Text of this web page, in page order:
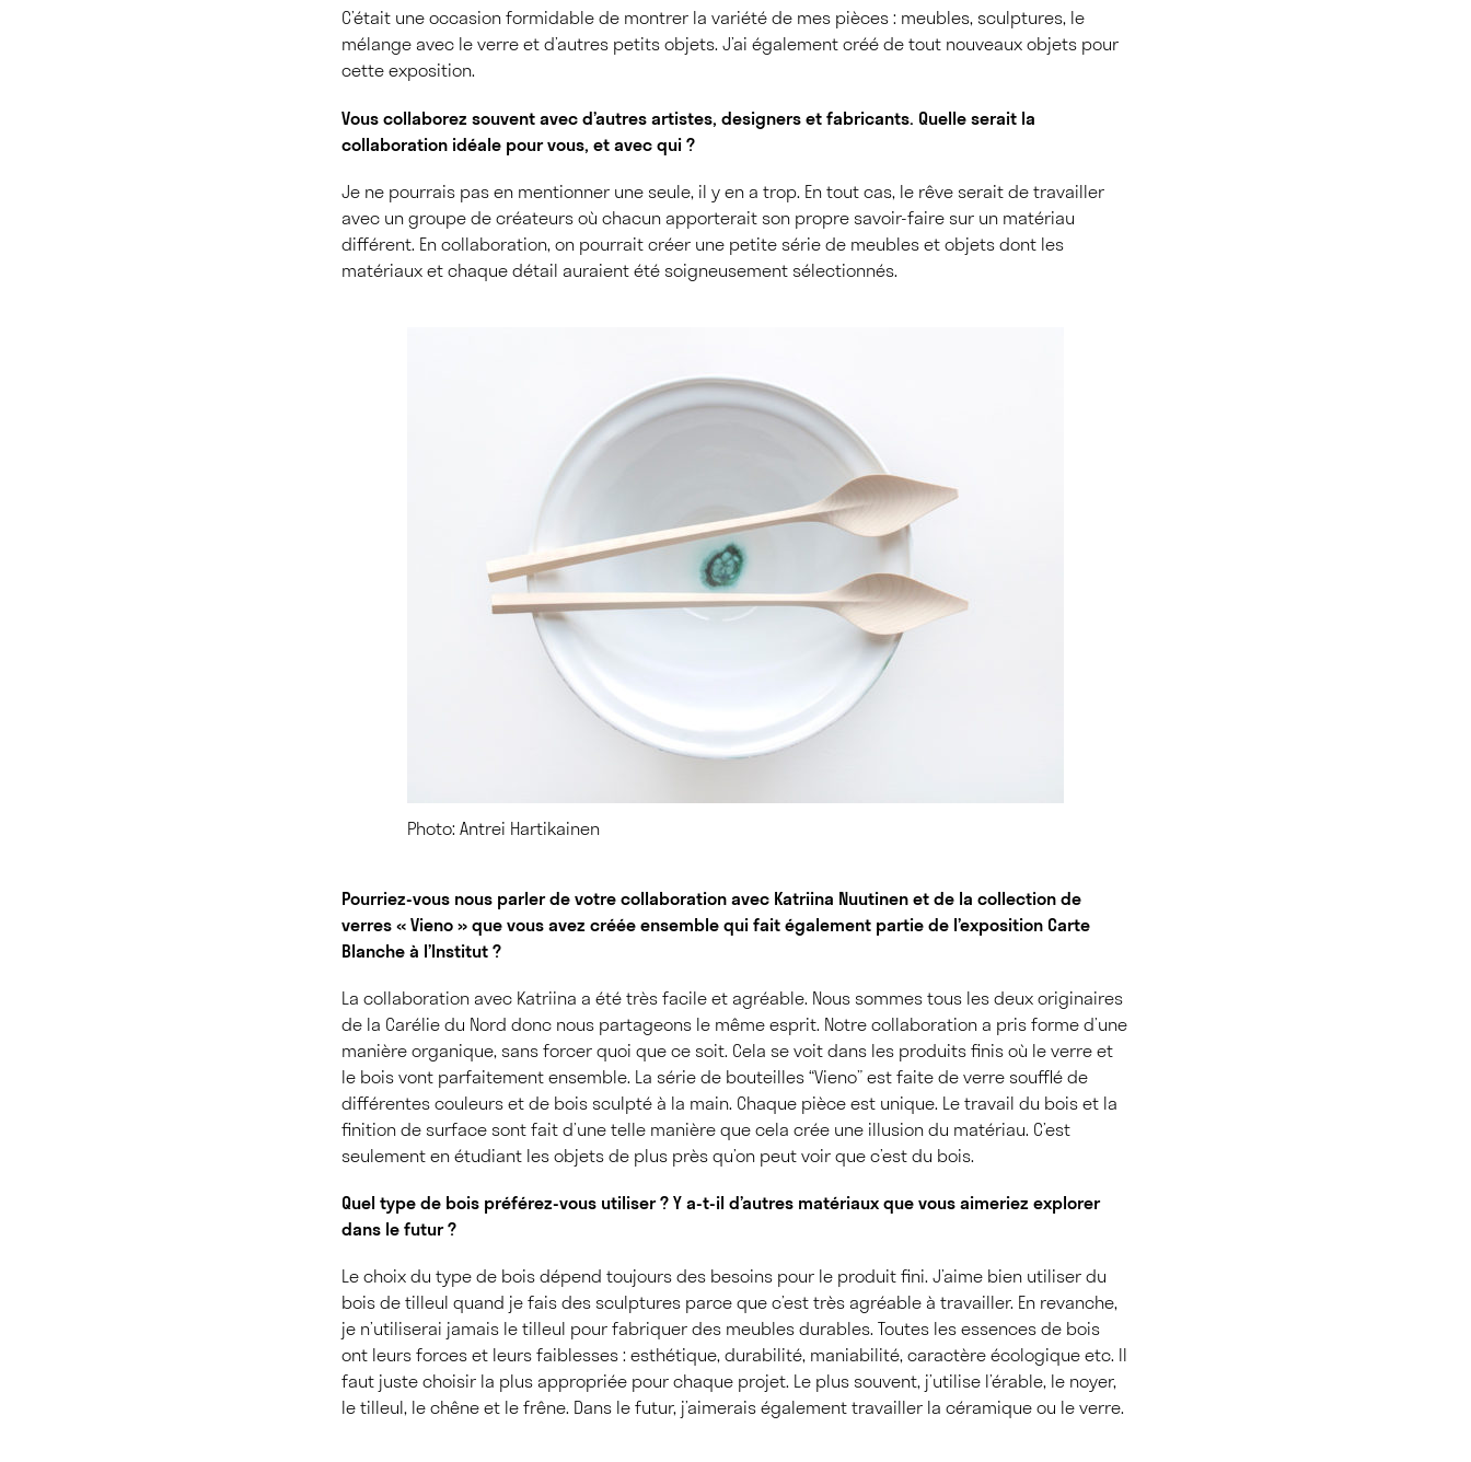
C’était une occasion formidable de montrer la variété de mes pièces : meubles, sculptures, le
mélange avec le verre et d’autres petits objets. J’ai également créé de tout nouveaux objets pour
cette exposition.
Vous collaborez souvent avec d’autres artistes, designers et fabricants. Quelle serait la
collaboration idéale pour vous, et avec qui ?
Je ne pourrais pas en mentionner une seule, il y en a trop. En tout cas, le rêve serait de travailler
avec un groupe de créateurs où chacun apporterait son propre savoir-faire sur un matériau
différent. En collaboration, on pourrait créer une petite série de meubles et objets dont les
matériaux et chaque détail auraient été soigneusement sélectionnés.
Photo: Antrei Hartikainen
Pourriez-vous nous parler de votre collaboration avec Katriina Nuutinen et de la collection de
verres « Vieno » que vous avez créée ensemble qui fait également partie de l’exposition Carte
Blanche à l’Institut ?
La collaboration avec Katriina a été très facile et agréable. Nous sommes tous les deux originaires
de la Carélie du Nord donc nous partageons le même esprit. Notre collaboration a pris forme d’une
manière organique, sans forcer quoi que ce soit. Cela se voit dans les produits finis où le verre et
le bois vont parfaitement ensemble. La série de bouteilles “Vieno” est faite de verre soufflé de
différentes couleurs et de bois sculpté à la main. Chaque pièce est unique. Le travail du bois et la
finition de surface sont fait d’une telle manière que cela crée une illusion du matériau. C’est
seulement en étudiant les objets de plus près qu’on peut voir que c’est du bois.
Quel type de bois préférez-vous utiliser ? Y a-t-il d’autres matériaux que vous aimeriez explorer
dans le futur ?
Le choix du type de bois dépend toujours des besoins pour le produit fini. J’aime bien utiliser du
bois de tilleul quand je fais des sculptures parce que c’est très agréable à travailler. En revanche,
je n’utiliserai jamais le tilleul pour fabriquer des meubles durables. Toutes les essences de bois
ont leurs forces et leurs faiblesses : esthétique, durabilité, maniabilité, caractère écologique etc. Il
faut juste choisir la plus appropriée pour chaque projet. Le plus souvent, j’utilise l’érable, le noyer,
le tilleul, le chêne et le frêne. Dans le futur, j’aimerais également travailler la céramique ou le verre.